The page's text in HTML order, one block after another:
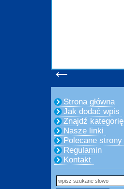
←
Strona główna
Jak dodać wpis
Znajdź kategorię
Nasze linki
Polecane strony
Regulamin
Kontakt